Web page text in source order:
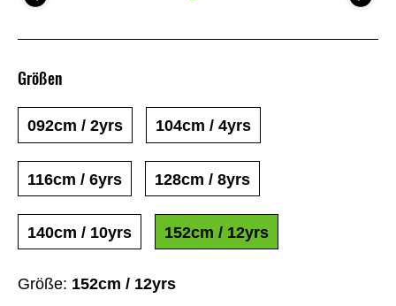
Größe: 152cm / 12yrs
Größen
092cm / 2yrs 104cm / 4yrs
116cm / 6yrs 128cm / 8yrs
140cm / 10yrs 152cm / 12yrs